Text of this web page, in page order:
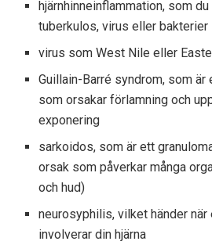
hjärnhinneinflammation, som
tuberkulos, virus eller bakterier
virus som West Nile eller
Guillain-Barré syndrom, som
som orsakar förlamning och
exponering
sarkoidos, som är ett
orsak som påverkar många
och hud)
neurosyphilis, vilket händer
involverar din hjärna